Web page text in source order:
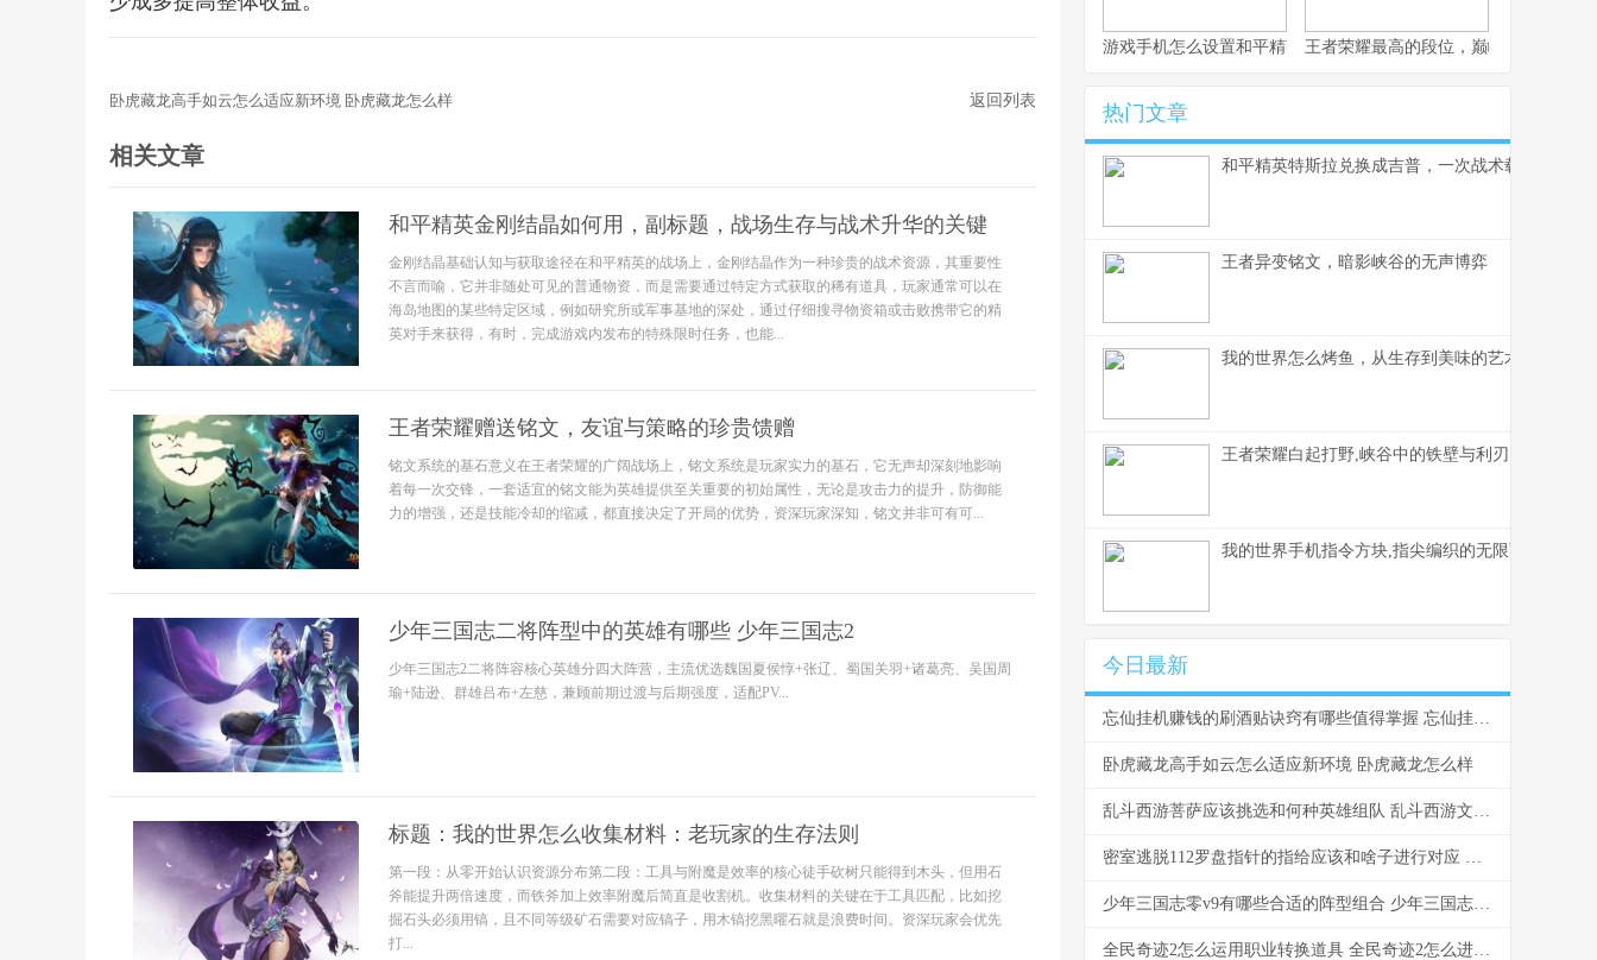
卧虎藏龙高手如云怎么适应新环境 卧虎藏龙怎么样 返回列表
相关文章
和平精英金刚结晶如何用，副标题，战场生存与战术升华的关键
金刚结晶基础认知与获取途径在和平精英的战场上，金刚结晶作为一种珍贵的战术资源，其重要性
不言而喻，它并非随处可见的普通物资，而是需要通过特定方式获取的稀有道具，玩家通常可以在
海岛地图的某些特定区域，例如研究所或军事基地的深处，通过仔细搜寻物资箱或击败携带它的精
英对手来获得，有时，完成游戏内发布的特殊限时任务，也能...
王者荣耀赠送铭文，友谊与策略的珍贵馈赠
铭文系统的基石意义在王者荣耀的广阔战场上，铭文系统是玩家实力的基石，它无声却深刻地影响
着每一次交锋，一套适宜的铭文能为英雄提供至关重要的初始属性，无论是攻击力的提升，防御能
力的增强，还是技能冷却的缩减，都直接决定了开局的优势，资深玩家深知，铭文并非可有可...
少年三国志二将阵型中的英雄有哪些 少年三国志2
少年三国志2二将阵容核心英雄分四大阵营，主流优选魏国夏侯惇+张辽、蜀国关羽+诸葛亮、吴国周
瑜+陆逊、群雄吕布+左慈，兼顾前期过渡与后期强度，适配PV...
标题：我的世界怎么收集材料：老玩家的生存法则
第一段：从零开始认识资源分布第二段：工具与附魔是效率的核心徒手砍树只能得到木头，但用石
斧能提升两倍速度，而铁斧加上效率附魔后简直是收割机。收集材料的关键在于工具匹配，比如挖
掘石头必须用镐，且不同等级矿石需要对应镐子，用木镐挖黑曜石就是浪费时间。资深玩家会优先
打...
游戏手机怎么设置和平精英，高手操作流畅如风的秘诀
王者荣耀最高的段位，巅峰之上的孤
热门文章
和平精英特斯拉兑换成吉普，一次战术载具的审美
王者异变铭文，暗影峡谷的无声博弈
我的世界怎么烤鱼，从生存到美味的艺术
王者荣耀白起打野,峡谷中的铁壁与利刃
我的世界手机指令方块,指尖编织的无限可能，副
今日最新
忘仙挂机赚钱的刷酒贴诀窍有哪些值得掌握 忘仙挂机赚钱的软件
卧虎藏龙高手如云怎么适应新环境 卧虎藏龙怎么样
乱斗西游菩萨应该挑选和何种英雄组队 乱斗西游文殊菩萨
密室逃脱112罗盘指针的指给应该和啥子进行对应 密室逃脱1112关
少年三国志零v9有哪些合适的阵型组合 少年三国志零布阵篇怎么过
全民奇迹2怎么运用职业转换道具 全民奇迹2怎么进不去